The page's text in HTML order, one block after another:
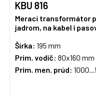
KBU 816
Merací transformátor
jadrom, na kabel i
Šírka: 195 mm
Prim. vodič: 80x160 mm
Prim. men. prúd: